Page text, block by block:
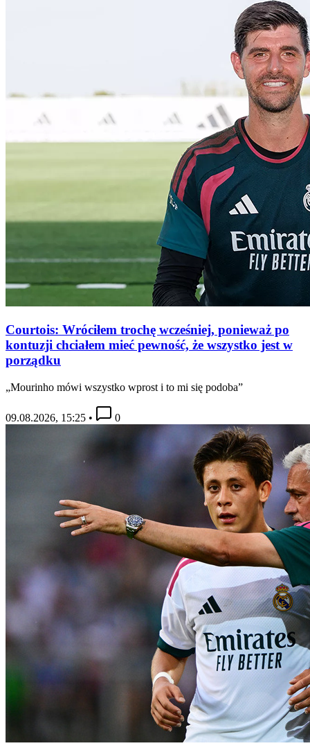
Courtois: Wróciłem trochę wcześniej, ponieważ po
kontuzji chciałem mieć pewność, że wszystko jest w
porządku
„Mourinho mówi wszystko wprost i to mi się podoba”
09.08.2026, 15:25 • 0